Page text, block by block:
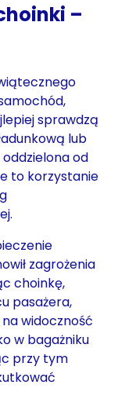
–
sprawdzą
lub
od
to korzystanie
zagrożenia
choinkę,
pasażera,
widoczność
w bagażniku
przy tym